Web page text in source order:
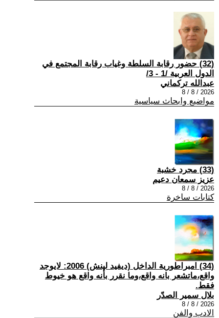
(32) حضور رقابة السلطة وغياب رقابة المجتمع في
الدول العربية /1 - 3/
عبدالله تركماني
2026 / 8 / 8
مواضيع وابحاث سياسية
(33) مجرد خشبة
عزيز سمعان دعيم
2026 / 8 / 8
كتابات ساخرة
(34) امبراطورية الداخل (ديفيد لينش) 2006: لايوجد
واقع،ماتشعر بانه واقع،وما نقرر بأنه واقع هو خيوط
فقط.
بلال سمير الصدّر
2026 / 8 / 8
الادب والفن